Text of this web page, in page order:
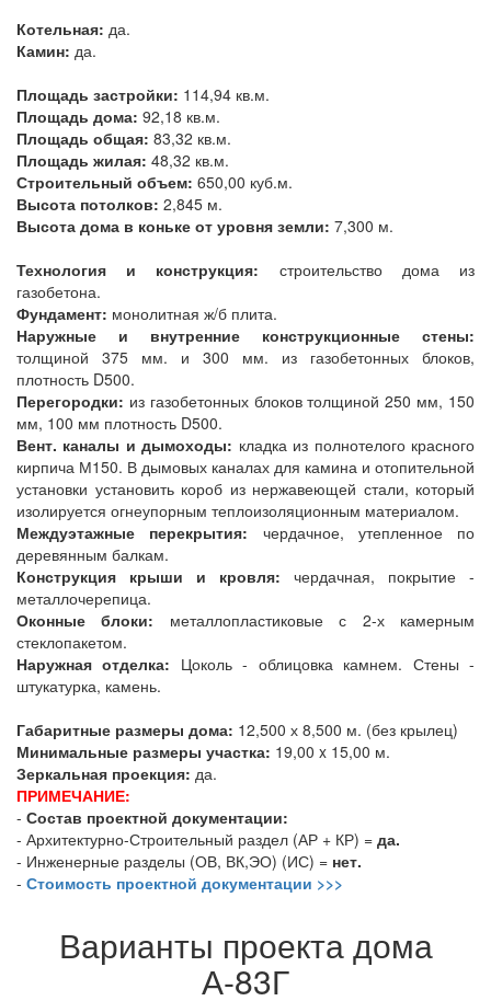
Котельная: да.
Камин: да.
Площадь застройки: 114,94 кв.м.
Площадь дома: 92,18 кв.м.
Площадь общая: 83,32 кв.м.
Площадь жилая: 48,32 кв.м.
Строительный объем: 650,00 куб.м.
Высота потолков: 2,845 м.
Высота дома в коньке от уровня земли: 7,300 м.
Технология и конструкция: строительство дома из
газобетона.
Фундамент: монолитная ж/б плита.
Наружные и внутренние конструкционные стены:
толщиной 375 мм. и 300 мм. из газобетонных блоков,
плотность D500.
Перегородки: из газобетонных блоков толщиной 250 мм, 150
мм, 100 мм плотность D500.
Вент. каналы и дымоходы: кладка из полнотелого красного
кирпича М150. В дымовых каналах для камина и отопительной
установки установить короб из нержавеющей стали, который
изолируется огнеупорным теплоизоляционным материалом.
Междуэтажные перекрытия: чердачное, утепленное по
деревянным балкам.
Конструкция крыши и кровля: чердачная, покрытие -
металлочерепица.
Оконные блоки: металлопластиковые с 2-х камерным
стеклопакетом.
Наружная отделка: Цоколь - облицовка камнем. Стены -
штукатурка, камень.
Габаритные размеры дома: 12,500 х 8,500 м. (без крылец)
Минимальные размеры участка: 19,00 x 15,00 м.
Зеркальная проекция: да.
ПРИМЕЧАНИЕ:
- Состав проектной документации:
- Архитектурно-Строительный раздел (АР + КР) = да.
- Инженерные разделы (ОВ, ВК,ЭО) (ИС) = нет.
- Стоимость проектной документации >>>
Варианты проекта дома
А-83Г